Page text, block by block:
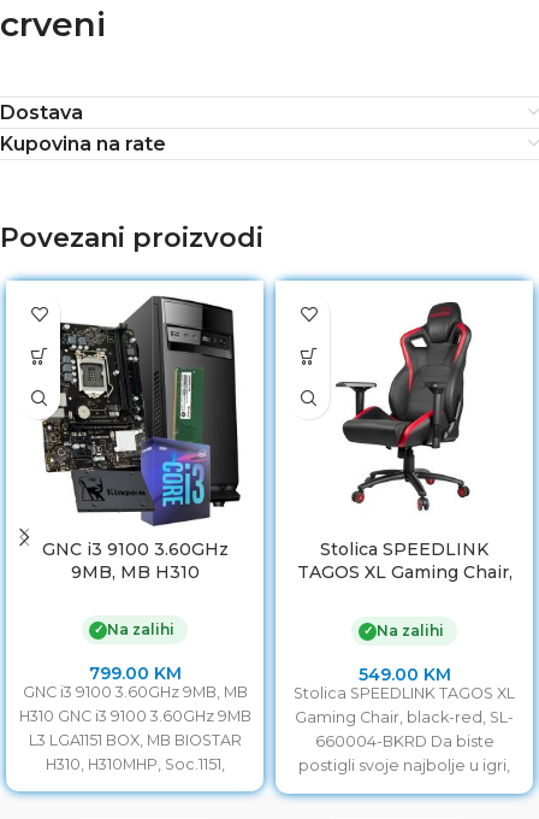
crveni
Dostava
Kupovina na rate
Povezani proizvodi
GNC i3 9100 3.60GHz
9MB, MB H310
✓ Na zalihi
799.00 KM
GNC i3 9100 3.60GHz 9MB, MB
H310 GNC i3 9100 3.60GHz 9MB
L3 LGA1151 BOX, MB BIOSTAR
H310, H310MHP, Soc.1151,
Stolica SPEEDLINK
TAGOS XL Gaming Chair,
BKRD
✓ Na zalihi
549.00 KM
Stolica SPEEDLINK TAGOS XL
Gaming Chair, black-red, SL-
660004-BKRD Da biste
postigli svoje najbolje u igri,
potrebno je da zauzmete